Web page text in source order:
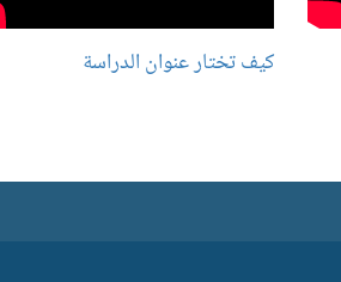
كيف تختار عنوان الدراسة